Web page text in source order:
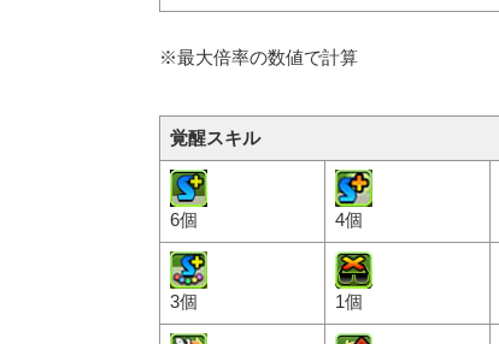
※最大倍率の数値で計算
覚醒スキル
6個 4個
3個 1個